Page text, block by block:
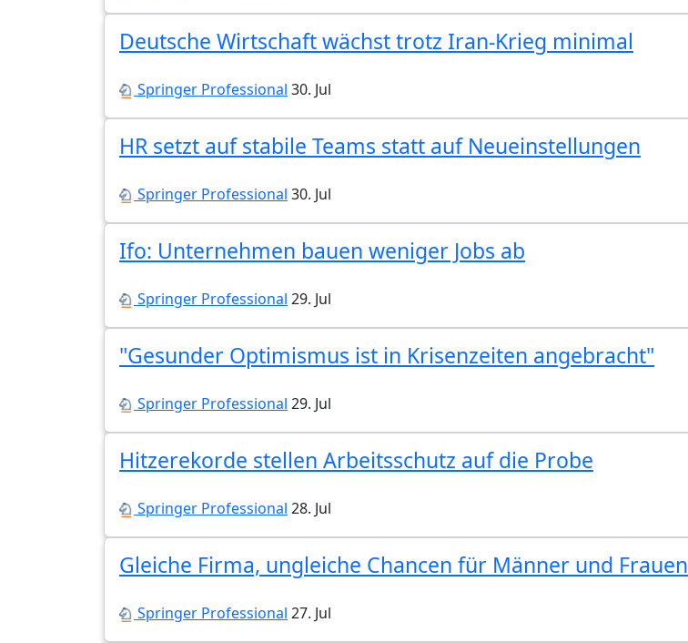
Deutsche Wirtschaft wächst trotz Iran-Krieg minimal
Springer Professional 30. Jul
HR setzt auf stabile Teams statt auf Neueinstellungen
Springer Professional 30. Jul
Ifo: Unternehmen bauen weniger Jobs ab
Springer Professional 29. Jul
"Gesunder Optimismus ist in Krisenzeiten angebracht"
Springer Professional 29. Jul
Hitzerekorde stellen Arbeitsschutz auf die Probe
Springer Professional 28. Jul
Gleiche Firma, ungleiche Chancen für Männer und Frauen
Springer Professional 27. Jul